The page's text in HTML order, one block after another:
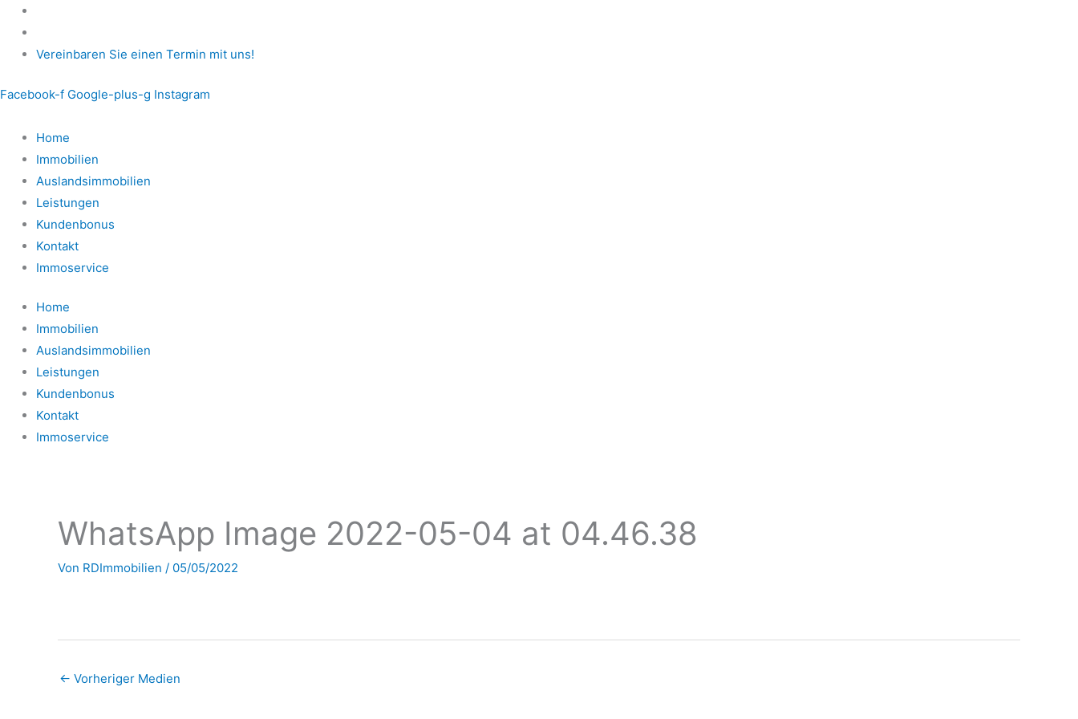
Zum
Inhalt
springenVereinbaren Sie einen Termin mit uns!
Facebook-f Google-plus-g Instagram
Home
Immobilien
Auslandsimmobilien
Leistungen
Kundenbonus
Kontakt
Immoservice
Home
Immobilien
Auslandsimmobilien
Leistungen
Kundenbonus
Kontakt
Immoservice
WhatsApp Image 2022-05-04 at 04.46.38
Von RDImmobilien / 05/05/2022
← Vorheriger Medien